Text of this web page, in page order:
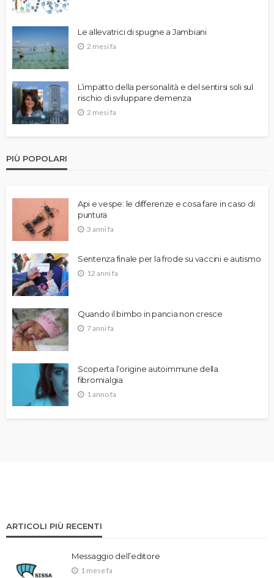
Le allevatrici di spugne a Jambiani
2 mesi fa
L’impatto della personalità e del sentirsi soli sul
rischio di sviluppare demenza
2 mesi fa
PIÙ POPOLARI
Api e vespe: le differenze e cosa fare in caso di
puntura
3 anni fa
Sentenza finale per la frode su vaccini e autismo
12 anni fa
Quando il bimbo in pancia non cresce
7 anni fa
Scoperta l’origine autoimmune della
fibromialgia
1 anno fa
ARTICOLI PIÙ RECENTI
Messaggio dell’editore
1 mese fa